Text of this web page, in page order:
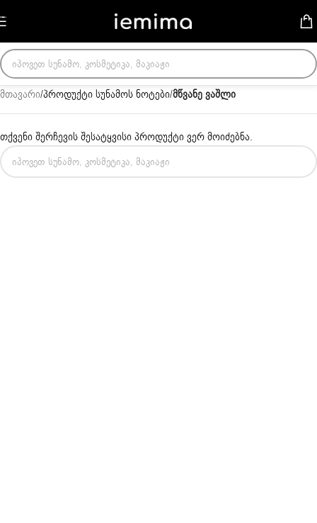
Skip to navigation
მთავარი/პროდუქტი სუნამოს ნოტები/მწვანე ვაშლი
თქვენი შერჩევის შესატყვისი პროდუქტი ვერ მოიძებნა.